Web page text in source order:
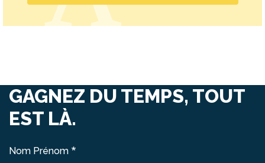
GAGNEZ DU TEMPS, TOUT
EST LÀ.
Nom Prénom